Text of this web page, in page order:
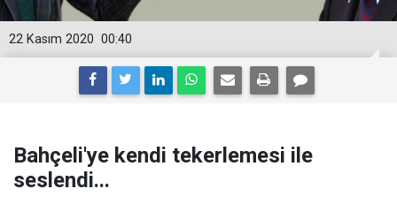
00:40
22 Kasım 2020
Bahçeli'ye kendi tekerlemesi ile
seslendi...